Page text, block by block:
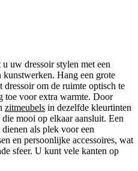
uw dressoir stylen met een
kunstwerken. Hang een grote
om de ruimte optisch te
toe voor extra warmte. Door
zitmeubels in dezelfde kleurtinten
mooi op elkaar aansluit. Een
als plek voor een
en persoonlijke accessoires, wat
sfeer. U kunt vele kanten op